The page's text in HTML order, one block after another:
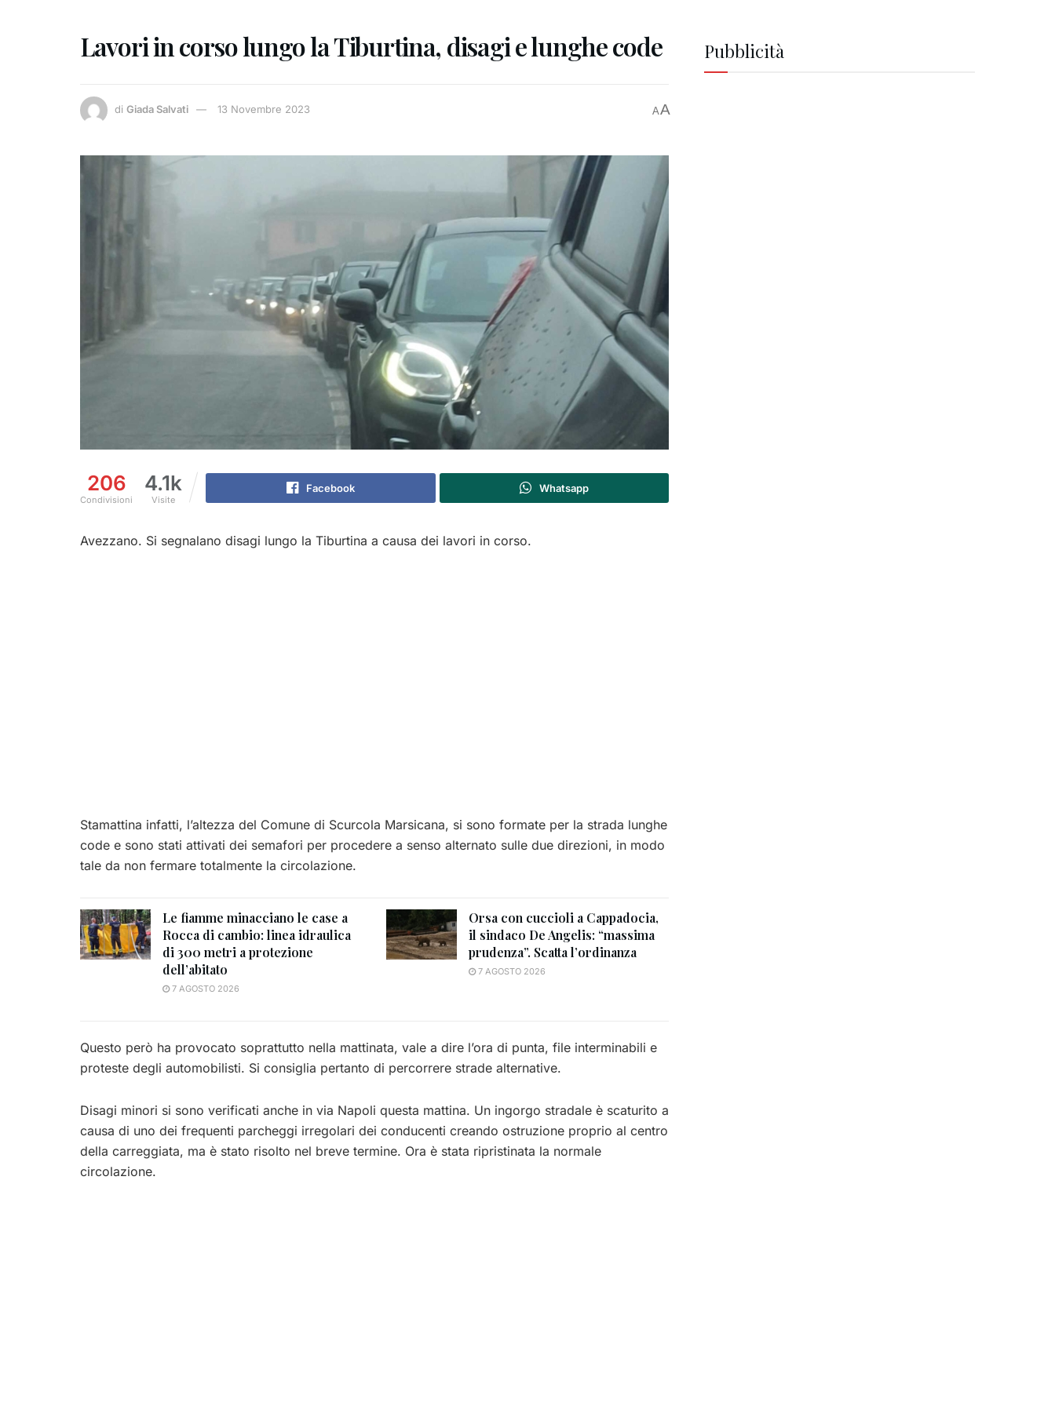
Lavori in corso lungo la Tiburtina, disagi e lunghe code
di Giada Salvati 13 Novembre 2023 AA
206
Condivisioni
4.1k
Visite
Facebook Whatsapp
Avezzano. Si segnalano disagi lungo la Tiburtina a causa dei lavori in corso.
Stamattina infatti, l’altezza del Comune di Scurcola Marsicana, si sono formate per la strada lunghe
code e sono stati attivati dei semafori per procedere a senso alternato sulle due direzioni, in modo
tale da non fermare totalmente la circolazione.
Le fiamme minacciano le case a
Rocca di cambio: linea idraulica
di 300 metri a protezione
dell’abitato
7 AGOSTO 2026
Orsa con cuccioli a Cappadocia,
il sindaco De Angelis: “massima
prudenza”. Scatta l’ordinanza
7 AGOSTO 2026
Questo però ha provocato soprattutto nella mattinata, vale a dire l’ora di punta, file interminabili e
proteste degli automobilisti. Si consiglia pertanto di percorrere strade alternative.
Disagi minori si sono verificati anche in via Napoli questa mattina. Un ingorgo stradale è scaturito a
causa di uno dei frequenti parcheggi irregolari dei conducenti creando ostruzione proprio al centro
della carreggiata, ma è stato risolto nel breve termine. Ora è stata ripristinata la normale
circolazione.
Pubblicità